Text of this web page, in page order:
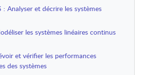
: Analyser et décrire les systèmes
les systèmes linéaires continus
et vérifier les performances
des systèmes